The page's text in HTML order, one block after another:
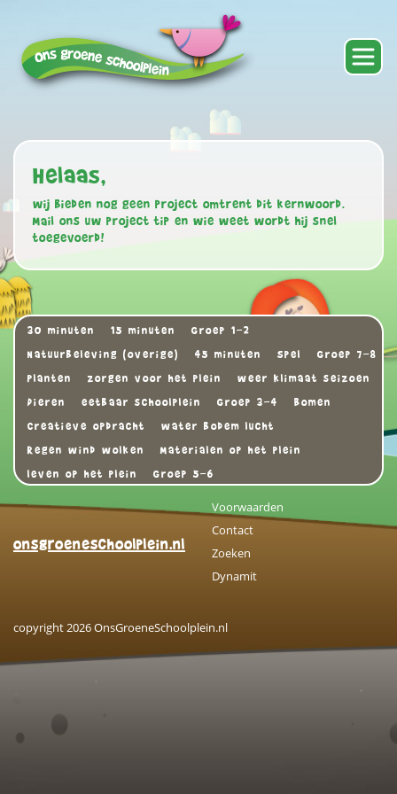
Helaas,
wij bieden nog geen project omtrent dit kernwoord.
Mail ons uw project tip en wie weet wordt hij snel
toegevoerd!
30 minuten 15 minuten
Groep 1-2
Natuurbeleving (overige)
45 minuten Spel
Groep 7-8
Planten
zorgen voor het plein
weer klimaat seizoen
Dieren
eetbaar schoolplein Groep 3-4
Bomen
Creatieve opdracht
water bodem lucht
Regen wind wolken
Materialen op het plein
leven op het plein
Groep 5-6
onsgroeneschoolplein.nl
Voorwaarden
Contact
Zoeken
Dynamit
copyright 2026 OnsGroeneSchoolplein.nl